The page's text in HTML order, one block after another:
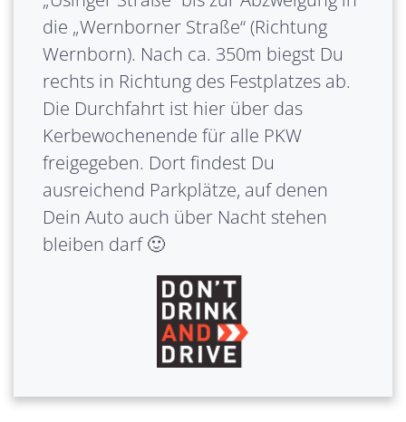
die „Wernborner Straße“ (Richtung
Wernborn). Nach ca. 350m biegst Du
rechts in Richtung des Festplatzes ab.
Die Durchfahrt ist hier über das
Kerbewochenende für alle PKW
freigegeben. Dort findest Du
ausreichend Parkplätze, auf denen
Dein Auto auch über Nacht stehen
bleiben darf 🙂